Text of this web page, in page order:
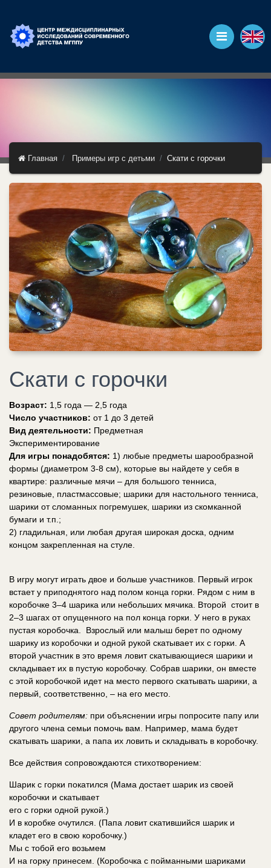
Главная Примеры игр с детьми Скати с горочки
Скати с горочки
Возраст: 1,5 года — 2,5 года
Число участников: от 1 до 3 детей
Вид деятельности: Предметная
Экспериментирование
Для игры понадобятся: 1) любые предметы шарообразной
формы (диаметром 3-8 см), которые вы найдете у себя в
квартире: различные мячи – для большого тенниса,
резиновые, пластмассовые; шарики для настольного тенниса,
шарики от сломанных погремушек, шарики из скомканной
бумаги и т.п.;
2) гладильная, или любая другая широкая доска, одним
концом закрепленная на стуле.
В игру могут играть двое и больше участников. Первый игрок
встает у приподнятого над полом конца горки. Рядом с ним в
коробочке 3–4 шарика или небольших мячика. Второй стоит в
2–3 шагах от опущенного на пол конца горки. У него в руках
пустая коробочка. Взрослый или малыш берет по одному
шарику из коробочки и одной рукой скатывает их с горки. А
второй участник в это время ловит скатывающиеся шарики и
складывает их в пустую коробочку. Собрав шарики, он вместе
с этой коробочкой идет на место первого скатывать шарики, а
первый, соответственно, – на его место.
Совет родителям: при объяснении игры попросите папу или
другого члена семьи помочь вам. Например, мама будет
скатывать шарики, а папа их ловить и складывать в коробочку.
Все действия сопровождаются стихотворением:
Шарик с горки покатился (Мама достает шарик из своей
коробочки и скатывает
его с горки одной рукой.)
И в коробке очутился. (Папа ловит скатившийся шарик и
кладет его в свою коробочку.)
Мы с тобой его возьмем
И на горку принесем. (Коробочка с пойманными шариками